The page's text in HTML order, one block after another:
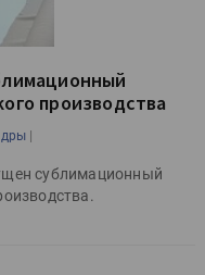
производства
|
сублимационный